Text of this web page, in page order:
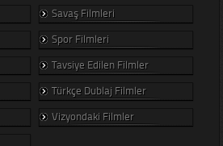
Savaş Filmleri
Spor Filmleri
Tavsiye Edilen Filmler
Türkçe Dublaj Filmler
Vizyondaki Filmler